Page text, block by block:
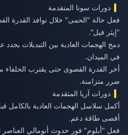
دورات سونا المتقدمة
فعل حالة "الحمى" خلال نوافذ القدرة
"إيثر فيل".
دمج الهجمات العادية بين التبديلات
في الميدان.
أخر القدرة القصوى حتى يقترب الحلفاء
ضرر متزامنة.
دورات آريا المتقدمة
أقصى طاقة دعم.
فعل "أبلوم" فور حدوث أنومالي العناصر